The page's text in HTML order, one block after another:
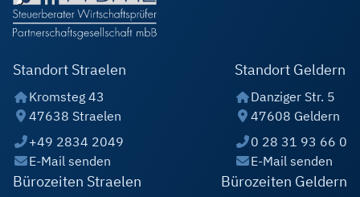
Standort Straelen
Kromsteg 43
47638 Straelen
+49 2834 2049
E-Mail senden
Standort Geldern
Danziger Str. 5
47608 Geldern
0 28 31 93 66 0
E-Mail senden
Bürozeiten Straelen Bürozeiten Geldern